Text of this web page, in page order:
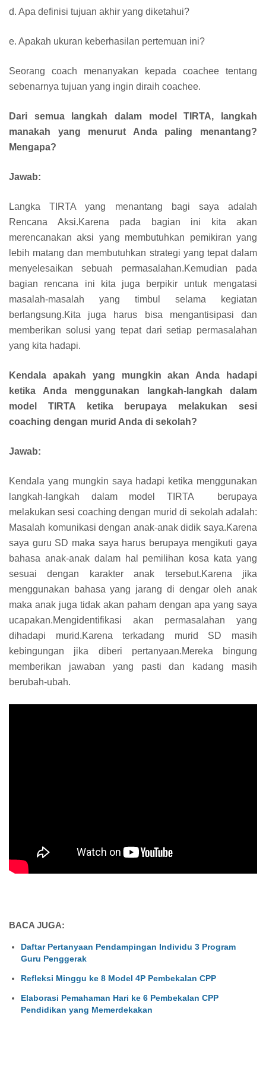
d. Apa definisi tujuan akhir yang diketahui?
e. Apakah ukuran keberhasilan pertemuan ini?
Seorang coach menanyakan kepada coachee tentang
sebenarnya tujuan yang ingin diraih coachee.
Dari semua langkah dalam model TIRTA, langkah
manakah yang menurut Anda paling menantang?
Mengapa?
Jawab:
Langka TIRTA yang menantang bagi saya adalah
Rencana Aksi.Karena pada bagian ini kita akan
merencanakan aksi yang membutuhkan pemikiran yang
lebih matang dan membutuhkan strategi yang tepat dalam
menyelesaikan sebuah permasalahan.Kemudian pada
bagian rencana ini kita juga berpikir untuk mengatasi
masalah-masalah yang timbul selama kegiatan
berlangsung.Kita juga harus bisa mengantisipasi dan
memberikan solusi yang tepat dari setiap permasalahan
yang kita hadapi.
Kendala apakah yang mungkin akan Anda hadapi
ketika Anda menggunakan langkah-langkah dalam
model TIRTA ketika berupaya melakukan sesi
coaching dengan murid Anda di sekolah?
Jawab:
Kendala yang mungkin saya hadapi ketika menggunakan
langkah-langkah dalam model TIRTA berupaya
melakukan sesi coaching dengan murid di sekolah adalah:
Masalah komunikasi dengan anak-anak didik saya.Karena
saya guru SD maka saya harus berupaya mengikuti gaya
bahasa anak-anak dalam hal pemilihan kosa kata yang
sesuai dengan karakter anak tersebut.Karena jika
menggunakan bahasa yang jarang di dengar oleh anak
maka anak juga tidak akan paham dengan apa yang saya
ucapakan.Mengidentifikasi akan permasalahan yang
dihadapi murid.Karena terkadang murid SD masih
kebingungan jika diberi pertanyaan.Mereka bingung
memberikan jawaban yang pasti dan kadang masih
berubah-ubah.
BACA JUGA:
Daftar Pertanyaan Pendampingan Individu 3 Program
Guru Penggerak
Refleksi Minggu ke 8 Model 4P Pembekalan CPP
Elaborasi Pemahaman Hari ke 6 Pembekalan CPP
Pendidikan yang Memerdekakan